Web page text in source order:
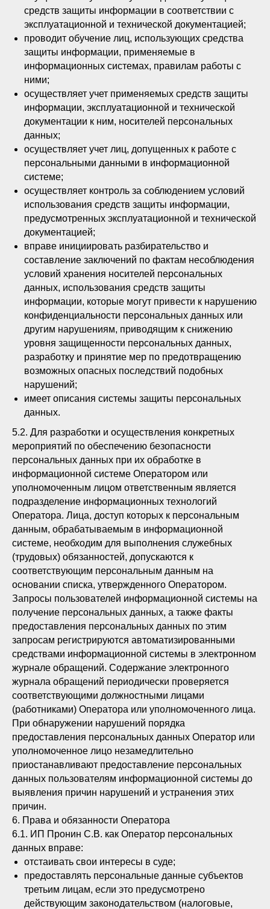
средств защиты информации в соответствии с
эксплуатационной и технической документацией;
проводит обучение лиц, использующих средства
защиты информации, применяемые в
информационных системах, правилам работы с
ними;
осуществляет учет применяемых средств защиты
информации, эксплуатационной и технической
документации к ним, носителей персональных
данных;
осуществляет учет лиц, допущенных к работе с
персональными данными в информационной
системе;
осуществляет контроль за соблюдением условий
использования средств защиты информации,
предусмотренных эксплуатационной и технической
документацией;
вправе инициировать разбирательство и
составление заключений по фактам несоблюдения
условий хранения носителей персональных
данных, использования средств защиты
информации, которые могут привести к нарушению
конфиденциальности персональных данных или
другим нарушениям, приводящим к снижению
уровня защищенности персональных данных,
разработку и принятие мер по предотвращению
возможных опасных последствий подобных
нарушений;
имеет описания системы защиты персональных
данных.
5.2. Для разработки и осуществления конкретных
мероприятий по обеспечению безопасности
персональных данных при их обработке в
информационной системе Оператором или
уполномоченным лицом ответственным является
подразделение информационных технологий
Оператора. Лица, доступ которых к персональным
данным, обрабатываемым в информационной
системе, необходим для выполнения служебных
(трудовых) обязанностей, допускаются к
соответствующим персональным данным на
основании списка, утвержденного Оператором.
Запросы пользователей информационной системы на
получение персональных данных, а также факты
предоставления персональных данных по этим
запросам регистрируются автоматизированными
средствами информационной системы в электронном
журнале обращений. Содержание электронного
журнала обращений периодически проверяется
соответствующими должностными лицами
(работниками) Оператора или уполномоченного лица.
При обнаружении нарушений порядка
предоставления персональных данных Оператор или
уполномоченное лицо незамедлительно
приостанавливают предоставление персональных
данных пользователям информационной системы до
выявления причин нарушений и устранения этих
причин.
6. Права и обязанности Оператора
6.1. ИП Пронин С.В. как Оператор персональных
данных вправе:
отстаивать свои интересы в суде;
предоставлять персональные данные субъектов
третьим лицам, если это предусмотрено
действующим законодательством (налоговые,
Свяжитесь с нами
по телефону или заполните
заявку
Обсудить стратегию
+7 (925) 22 66 800